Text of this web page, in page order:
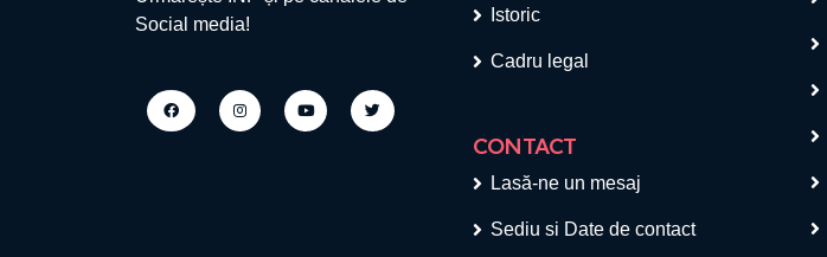
Social media!
Istoric
Cadru legal
CONTACT
Lasă-ne un mesaj
Sediu si Date de contact